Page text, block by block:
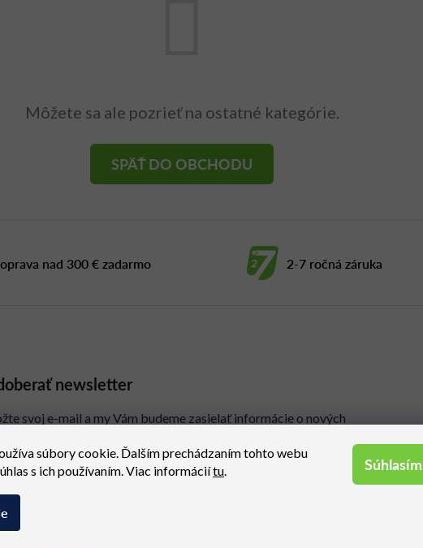
súbory cookie. Ďalším prechádzaním tohto webu
s ich používaním. Viac informáciítu. Súhlasím
Môžete sa ale pozrieť na ostatné kategórie.
SPÄŤ DO OBCHODU
nad 300 € zadarmo 2-7 ročná záruka
newsletter
svoj e-mail a my Vám budeme zasielať informácie o nových
Email
súhlasíte so